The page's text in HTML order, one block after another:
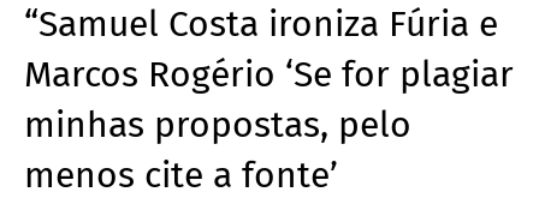
“Samuel Costa ironiza Fúria e
Marcos Rogério ‘Se for plagiar
minhas propostas, pelo
menos cite a fonte’